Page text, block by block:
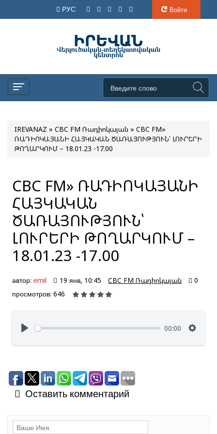
РУС Войти
IREVANAZ » CBC FM Ռադիոկայան » CBC FM»
ՌԱԴԻՈԿԱՅԱՆԻ ՀԱՅԿԱԿԱՆ ԾԱՌԱՅՈՒԹՅՈՒՆ՝ ԼՈՒՐԵՐԻ
ԹՈՂԱՐԿՈՒՄ – 18.01.23 -17.00
CBC FM» ՌԱԴԻՈԿԱՅԱՆԻ
ՀԱՅԿԱԿԱՆ
ԾԱՌԱՅՈՒԹՅՈՒՆ՝
ԼՈՒՐԵՐԻ ԹՈՂԱՐԿՈՒՄ –
18.01.23 -17.00
автор: emil 19 янв, 10:45 CBC FM Ռադիոկայան
0
просмотров: 646
00:00
Оставить комментарий